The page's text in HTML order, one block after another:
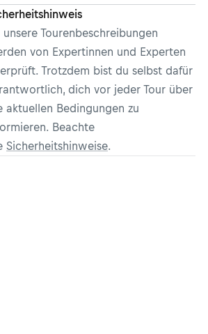
unsere Tourenbeschreibungen
von Expertinnen und Experten
Trotzdem bist du selbst dafür
dich vor jeder Tour über
aktuellen Bedingungen zu
Beachte
Sicherheitshinweise.